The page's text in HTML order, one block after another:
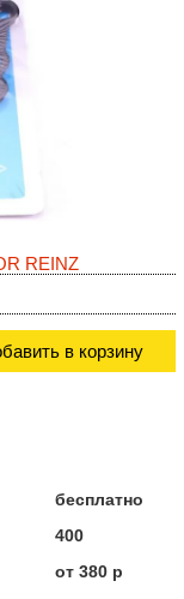
REINZ
в корзину
бесплатно
400
от 380 р